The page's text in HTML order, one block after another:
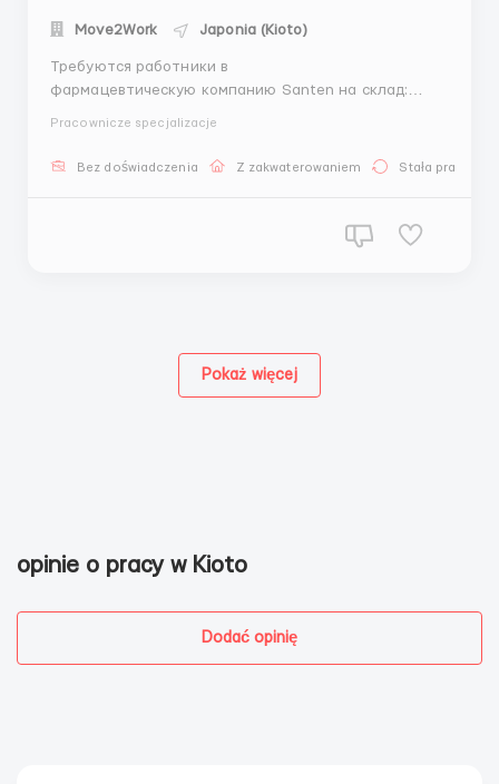
Move2Work Japonia (Kioto)
Требуются работники в
фармацевтическую компанию Santen на склад:
Заработная плата: 16.50 $ в час нетто. 2600 $ - 3100
Pracownicze specjalizacje
Bez doświadczenia Z zakwaterowaniem Stała praca
Pokaż więcej
opinie o pracy w Kioto
Dodać opinię